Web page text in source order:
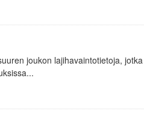
joukon lajihavaintotietoja,